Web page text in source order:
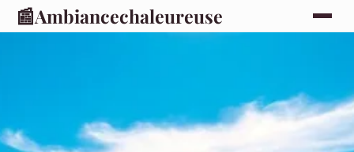
📰Ambiancechaleureuse